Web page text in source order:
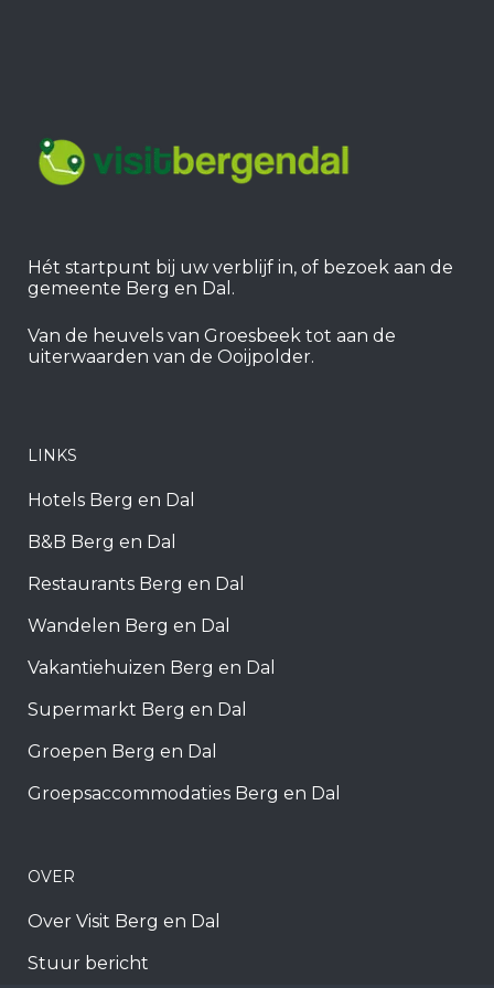
Hét startpunt bij uw verblijf in, of bezoek aan de
gemeente Berg en Dal.
Van de heuvels van Groesbeek tot aan de
uiterwaarden van de Ooijpolder.
LINKS
Hotels Berg en Dal
B&B Berg en Dal
Restaurants Berg en Dal
Wandelen Berg en Dal
Vakantiehuizen Berg en Dal
Supermarkt Berg en Dal
Groepen Berg en Dal
Groepsaccommodaties Berg en Dal
OVER
Over Visit Berg en Dal
Stuur bericht